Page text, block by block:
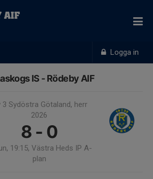
Logga in
AIF
IS - Rödeby AIF
3 Sydöstra Götaland, herr
2026
8 - 0
19:15, Västra Heds IP A-
plan